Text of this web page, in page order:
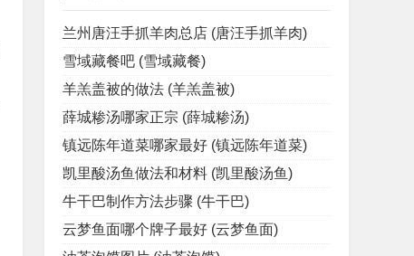
兰州唐汪手抓羊肉总店 (唐汪手抓羊肉)
雪域藏餐吧 (雪域藏餐)
羊羔盖被的做法 (羊羔盖被)
薛城糁汤哪家正宗 (薛城糁汤)
镇远陈年道菜哪家最好 (镇远陈年道菜)
凯里酸汤鱼做法和材料 (凯里酸汤鱼)
牛干巴制作方法步骤 (牛干巴)
云梦鱼面哪个牌子最好 (云梦鱼面)